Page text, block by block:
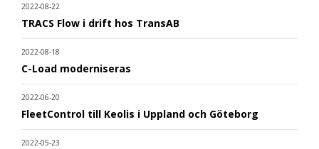
2022-08-22
TRACS Flow i drift hos TransAB
2022-08-18
C-Load moderniseras
2022-06-20
FleetControl till Keolis i Uppland och Göteborg
2022-05-23